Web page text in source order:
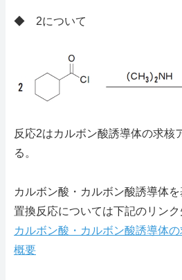
◆ 2について
反応2はカルボン酸誘導体の求核
る。
カルボン酸・カルボン酸誘導体
置換反応については下記のリンク
カルボン酸・カルボン酸誘導体
概要